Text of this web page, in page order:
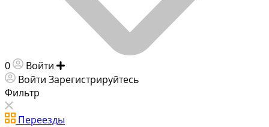
0 Войти
Войти Зарегистрируйтесь
Фильтр
Переезды